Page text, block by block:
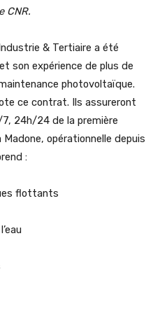
CNR.
& Tertiaire a été
son expérience de plus de
photovoltaïque.
ce contrat. Ils assureront
24h/24 de la première
opérationnelle depuis
:
flottants